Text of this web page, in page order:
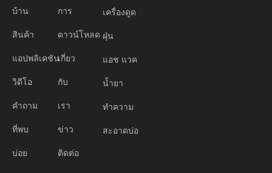
บ้าน
สินค้า
แอปพลิเคชัน
วิดีโอ
คำถาม
ที่พบ
บ่อย
การ
ดาวน์โหลด
เกี่ยว
กับ
เรา
ข่าว
ติดต่อ
เครื่องดูด
ฝุ่น
แอช แวค
น้ำยา
ทำความ
สะอาดบ่อ